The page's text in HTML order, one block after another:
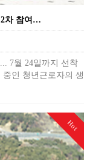
2차 참여…
7월 24일까지 선착
인 청년근로자의 생
Hot